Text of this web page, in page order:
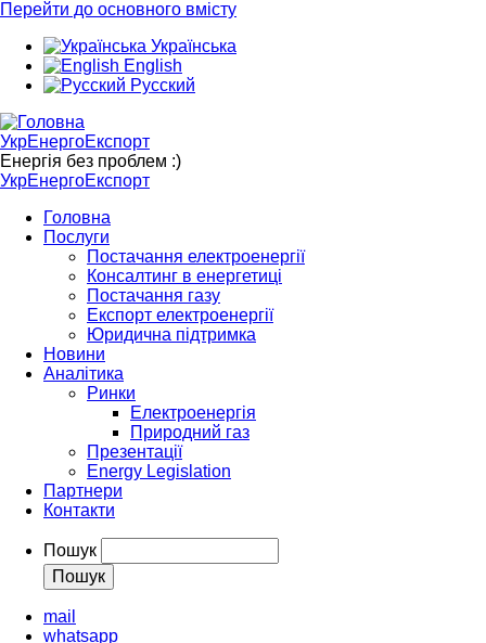
Перейти до основного вмісту
Українська
English
Русский
УкрЕнергоЕкспорт
Енергія без проблем :)
УкрЕнергоЕкспорт
Головна
Послуги
Постачання електроенергії
Консалтинг в енергетиці
Постачання газу
Експорт електроенергії
Юридична підтримка
Новини
Аналітика
Ринки
Електроенергія
Природний газ
Презентації
Energy Legislation
Партнери
Контакти
Пошук
mail
whatsapp